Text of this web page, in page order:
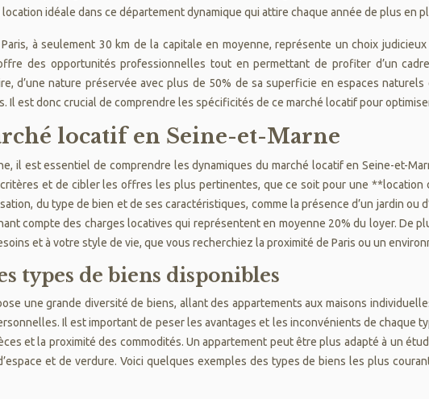
idéale dans ce département dynamique qui attire chaque année de plus en
à seulement 30 km de la capitale en moyenne, représente un choix
des opportunités professionnelles tout en permettant de profiter d’un
d’une nature préservée avec plus de 50% de sa superficie en espaces
Il est donc crucial de comprendre les spécificités de ce marché locatif pour
locatif en Seine-et-Marne
il est essentiel de comprendre les dynamiques du marché locatif en Seine-et-
et de cibler les offres les plus pertinentes, que ce soit pour une
du type de bien et de ses caractéristiques, comme la présence d’un jardin ou
compte des charges locatives qui représentent en moyenne 20% du loyer. De
et à votre style de vie, que vous recherchiez la proximité de Paris ou un
types de biens disponibles
une grande diversité de biens, allant des appartements aux maisons
Il est important de peser les avantages et les inconvénients de chaque
et la proximité des commodités. Un appartement peut être plus adapté à un
et de verdure. Voici quelques exemples des types de biens les plus